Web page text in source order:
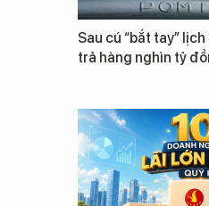
Sau cú “bắt tay”
trả hàng nghìn tỷ